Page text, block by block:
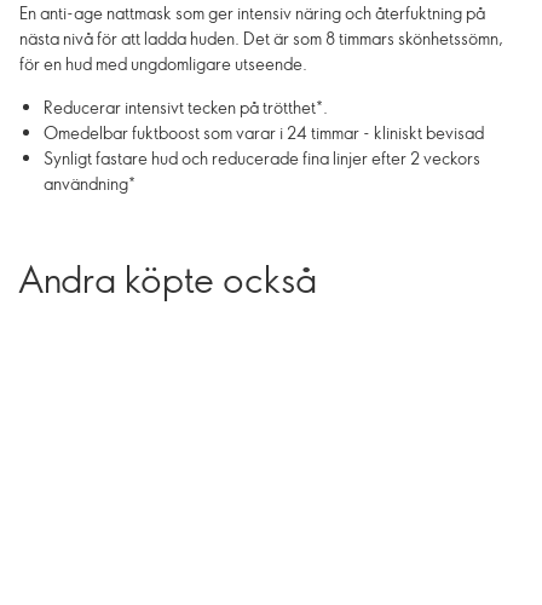
En anti-age nattmask som ger intensiv näring och återfuktning på
nästa nivå för att ladda huden. Det är som 8 timmars skönhetssömn,
för en hud med ungdomligare utseende.
Reducerar intensivt tecken på trötthet*.
Omedelbar fuktboost som varar i 24 timmar - kliniskt bevisad
Synligt fastare hud och reducerade fina linjer efter 2 veckors
användning*
Andra köpte också